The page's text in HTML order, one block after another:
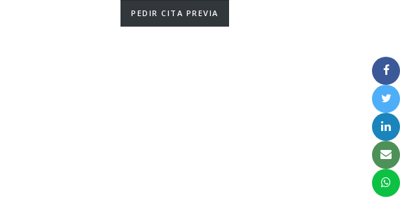
PEDIR CITA PREVIA